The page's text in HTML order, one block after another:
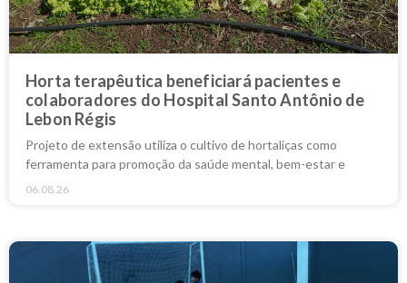
Horta terapêutica beneficiará pacientes e
colaboradores do Hospital Santo Antônio de
Lebon Régis
Projeto de extensão utiliza o cultivo de hortaliças como
ferramenta para promoção da saúde mental, bem-estar e
06.08.26